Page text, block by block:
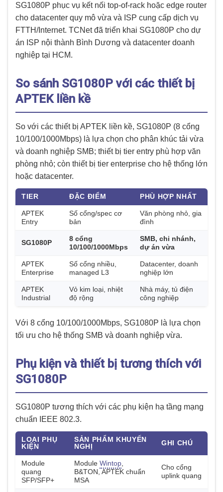
SG1080P phục vụ kết nối top-of-rack hoặc edge router
cho datacenter quy mô vừa và ISP cung cấp dịch vụ
FTTH/Internet. TCNet đã triển khai SG1080P cho dự
án ISP nội thành Bình Dương và datacenter doanh
nghiệp tại HCM.
So sánh SG1080P với các thiết bị
APTEK liền kề
So với các thiết bị APTEK liền kề, SG1080P (8 cổng
10/100/1000Mbps) là lựa chọn cho phân khúc tải vừa
và doanh nghiệp SMB; thiết bị tier entry phù hợp văn
phòng nhỏ; còn thiết bị tier enterprise cho hệ thống lớn
hoặc datacenter.
TIER ĐẶC ĐIỂM PHÙ HỢP NHẤT
APTEK
Entry
Số cổng/spec cơ
bản
Văn phòng nhỏ, gia
đình
SG1080P
8 cổng
10/100/1000Mbps
SMB, chi nhánh,
dự án vừa
APTEK
Enterprise
Số cổng nhiều,
managed L3
Datacenter, doanh
nghiệp lớn
APTEK
Industrial
Vỏ kim loại, nhiệt
độ rộng
Nhà máy, tủ điện
công nghiệp
Với 8 cổng 10/100/1000Mbps, SG1080P là lựa chọn
tối ưu cho hệ thống SMB và doanh nghiệp vừa.
Phụ kiện và thiết bị tương thích với
SG1080P
SG1080P tương thích với các phụ kiện hạ tầng mạng
chuẩn IEEE 802.3.
LOẠI PHỤ
KIỆN
SẢN PHẨM KHUYẾN
NGHỊ
GHI CHÚ
Module
quang
SFP/SFP+
Module Wintop
B&TON, APTEK chuẩn
MSA
Cho cổng
uplink quang